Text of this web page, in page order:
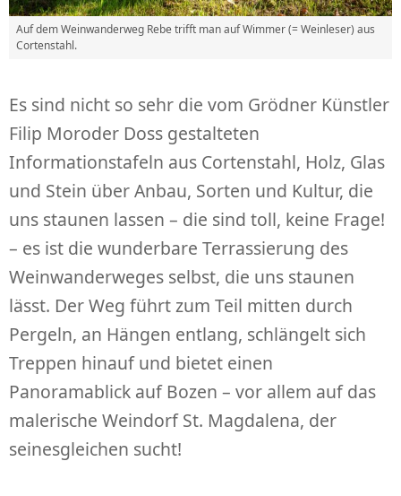
Auf dem Weinwanderweg Rebe trifft man auf Wimmer (= Weinleser) aus
Cortenstahl.
Es sind nicht so sehr die vom Grödner Künstler
Filip Moroder Doss gestalteten
Informationstafeln aus Cortenstahl, Holz, Glas
und Stein über Anbau, Sorten und Kultur, die
uns staunen lassen – die sind toll, keine Frage!
– es ist die wunderbare Terrassierung des
Weinwanderweges selbst, die uns staunen
lässt. Der Weg führt zum Teil mitten durch
Pergeln, an Hängen entlang, schlängelt sich
Treppen hinauf und bietet einen
Panoramablick auf Bozen – vor allem auf das
malerische Weindorf St. Magdalena, der
seinesgleichen sucht!